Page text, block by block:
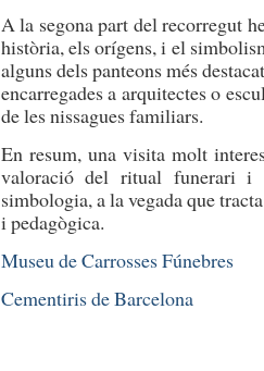
A la segona part del recorregut
història, els orígens, i el
alguns dels panteons més
encarregades a arquitectes o
de les nissagues familiars.
En resum, una visita molt
valoració del ritual funerari i
simbologia, a la vegada que
i pedagògica.
Museu de Carrosses Fúnebres
Cementiris de Barcelona